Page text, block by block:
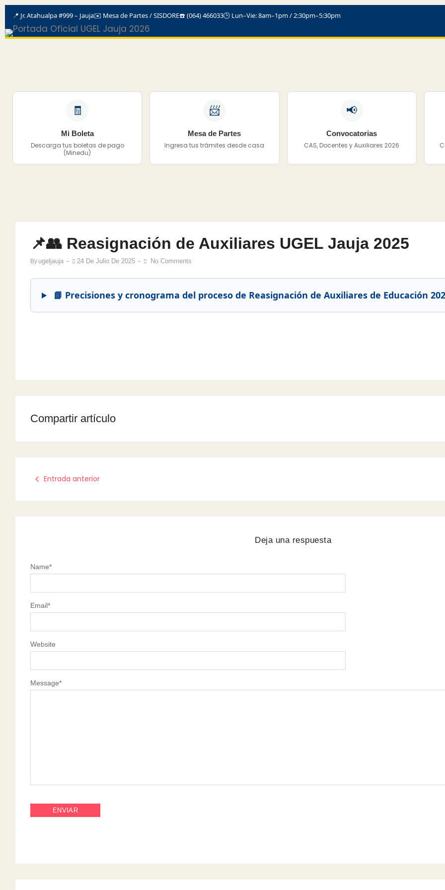
📍 Jr. Atahualpa #999 – Jauja✉️ Mesa de Partes / SISDORE☎️ (064) 466033🕒 Lun–Vie: 8am–1pm / 2:30pm–5:30pm
🧾
Mi Boleta
Descarga tus boletas de pago
(Minedu)
📨
Mesa de Partes
Ingresa tus trámites desde casa
📢
Convocatorias
CAS, Docentes y Auxiliares 2026
📌👥 Reasignación de Auxiliares UGEL Jauja 2025
By Ugeljauja 24 De Julio De 2025 No Comments
📘 Precisiones y cronograma del proceso de Reasignación de Auxiliares de Educación
Compartir artículo
Entrada anterior
Deja una respuesta
Message*
Name*
Email*
Website